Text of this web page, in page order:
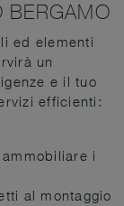
BERGAMO
ed elementi
un
e il tuo
efficienti:
i
al montaggio